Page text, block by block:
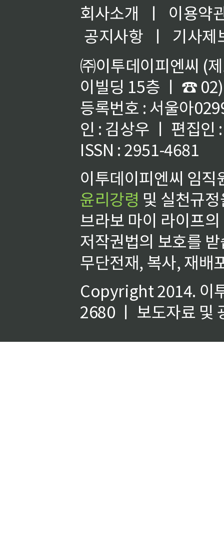
회사소개 ㅣ
이용약
공지사항
ㅣ
기사제
㈜이투데이피엔씨 (
이빌딩 15층 ㅣ ☎
등록번호 : 서울아
인 : 김상우 ㅣ 편집인
ISSN : 2951-4681
이투데이피엔씨 임
윤리강령 및 실천규
브라보 마이 라이프
저작권법의 보호를
무단전재, 복사, 재배
Copyright 2014. 이
2680 ㅣ 보도자료